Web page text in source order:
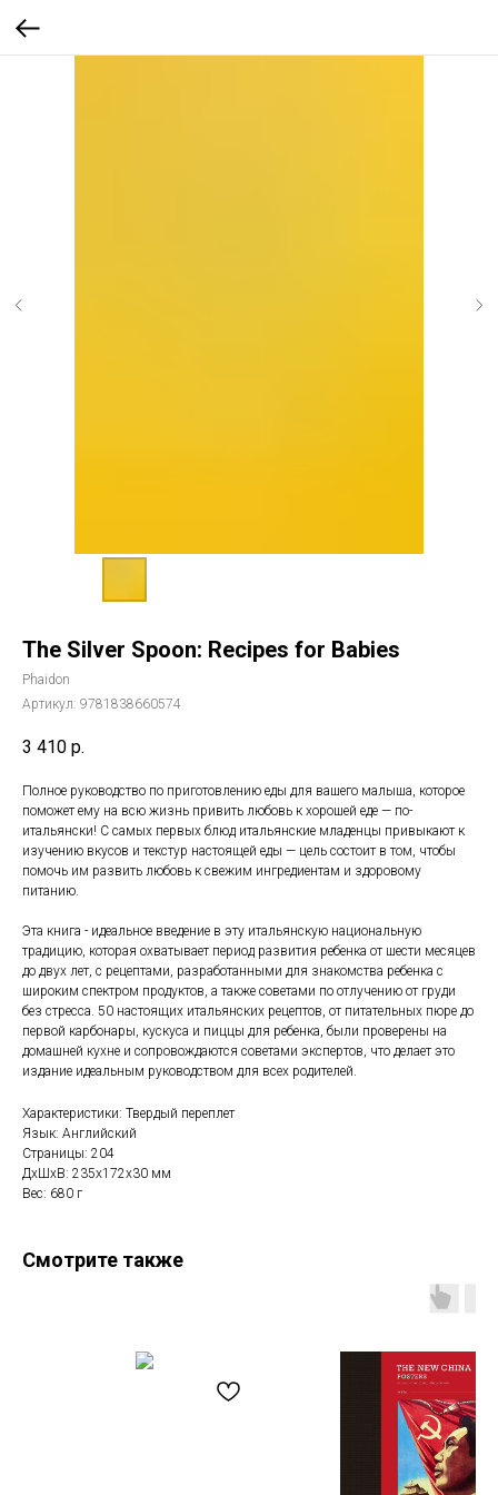
The Silver Spoon: Recipes for Babies
Phaidon
Артикул: 9781838660574
3 410 р.
Полное руководство по приготовлению еды для вашего малыша, которое
поможет ему на всю жизнь привить любовь к хорошей еде — по-
итальянски! С самых первых блюд итальянские младенцы привыкают к
изучению вкусов и текстур настоящей еды — цель состоит в том, чтобы
помочь им развить любовь к свежим ингредиентам и здоровому
питанию.
Эта книга - идеальное введение в эту итальянскую национальную
традицию, которая охватывает период развития ребенка от шести месяцев
до двух лет, с рецептами, разработанными для знакомства ребенка с
широким спектром продуктов, а также советами по отлучению от груди
без стресса. 50 настоящих итальянских рецептов, от питательных пюре до
первой карбонары, кускуса и пиццы для ребенка, были проверены на
домашней кухне и сопровождаются советами экспертов, что делает это
издание идеальным руководством для всех родителей.
Характеристики: Твердый переплет
Язык: Английский
Страницы: 204
ДxШxВ: 235x172x30 мм
Вес: 680 г
Смотрите также